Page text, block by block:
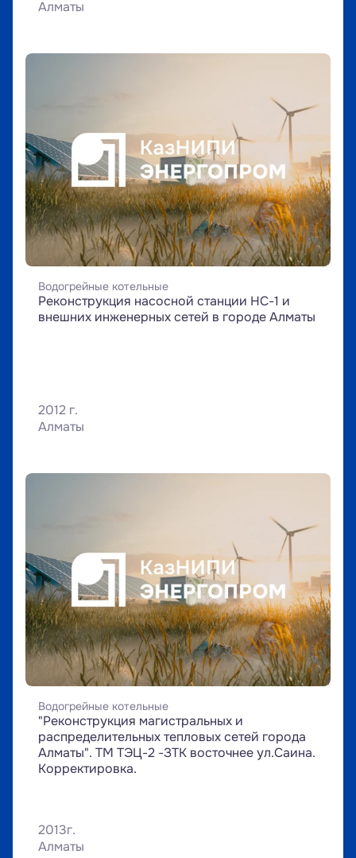
Алматы
Водогрейные котельные
Реконструкция насосной станции НС-1 и
внешних инженерных сетей в городе Алматы
2012 г.
Алматы
Водогрейные котельные
"Реконструкция магистральных и
распределительных тепловых сетей города
Алматы". ТМ ТЭЦ-2 -ЗТК восточнее ул.Саина.
Корректировка.
2013г.
Алматы